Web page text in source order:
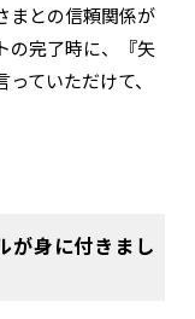
まとの信頼関係が
の完了時に、『矢
ていただけて、
が身に付きまし